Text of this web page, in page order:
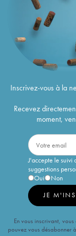
Inscrivez-vous à la
Recevez
moment,
J'accepte le suivi
suggestions
Oui
Non
JE
En vous inscrivant,
pouvez vous désabonner